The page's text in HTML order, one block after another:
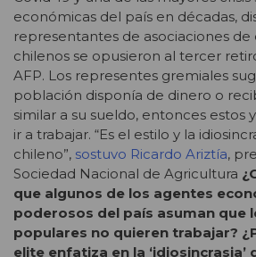
económicas del país en décadas,
representantes de asociaciones de
chilenos se opusieron al tercer
AFP. Los representes gremiales
población disponía de dinero o
similar a su sueldo, entonces estos
ir a trabajar. “Es el estilo y la
chileno”, sostuvo Ricardo Ariztía,
Sociedad Nacional de Agricultura
que algunos de los agentes
poderosos del país asuman que
populares no quieren trabajar?
elite enfatiza en la